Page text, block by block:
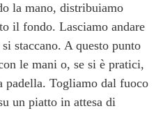
la mano, distribuiamo
il fondo. Lasciamo andare
staccano. A questo punto
le mani o, se si è pratici,
Togliamo dal fuoco
un piatto in attesa di